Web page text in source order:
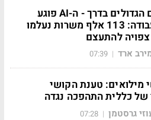
הפיטורים הגדולים בדרך - ה-AI פוגע
בשוק העבודה: 113 אלף משרות נעלמו
צפויה להתעצם
ארד |
07:39
מילואים: טענת הקושי
של כללית התהפכה נגדה
גרסטמן |
07:28